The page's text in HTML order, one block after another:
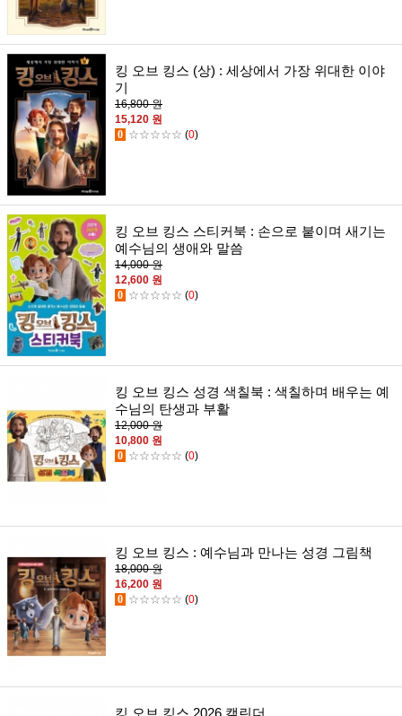
킹 오브 킹스 (상) : 세상에서 가장 위대한 이야
기
16,800 원
15,120 원
0 ☆☆☆☆☆ (0)
킹 오브 킹스 스티커북 : 손으로 붙이며 새기는
예수님의 생애와 말씀
14,000 원
12,600 원
0 ☆☆☆☆☆ (0)
킹 오브 킹스 성경 색칠북 : 색칠하며 배우는 예
수님의 탄생과 부활
12,000 원
10,800 원
0 ☆☆☆☆☆ (0)
킹 오브 킹스 : 예수님과 만나는 성경 그림책
18,000 원
16,200 원
0 ☆☆☆☆☆ (0)
킹 오브 킹스 2026 캘린더